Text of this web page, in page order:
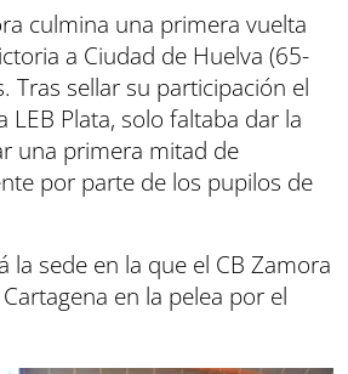
culmina una primera vuelta
a Ciudad de Huelva (65-
Tras sellar su participación el
LEB Plata, solo faltaba dar la
una primera mitad de
por parte de los pupilos de
la sede en la que el CB Zamora
en la pelea por el